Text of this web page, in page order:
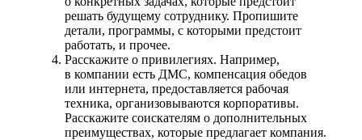
решать будущему сотруднику. Пропишите
детали, программы, с которыми предстоит
работать, и прочее.
Расскажите о привилегиях. Например,
в компании есть ДМС, компенсация обедов
или интернета, предоставляется рабочая
техника, организовываются корпоративы.
Расскажите соискателям о дополнительных
преимуществах, которые предлагает компания.